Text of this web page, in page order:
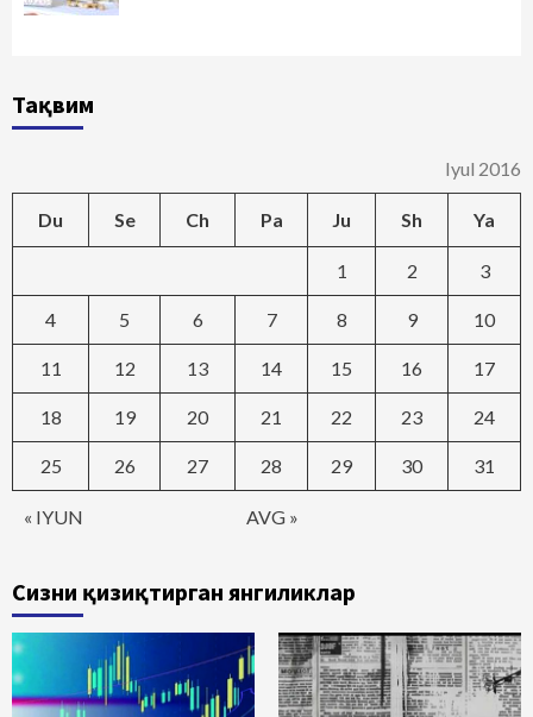
Тақвим
Iyul 2016
Du Se Ch Pa Ju Sh Ya
« IYUN AVG »
1 2 3
4 5 6 7 8 9 10
11 12 13 14 15 16 17
18 19 20 21 22 23 24
25 26 27 28 29 30 31
Сизни қизиқтирган янгиликлар